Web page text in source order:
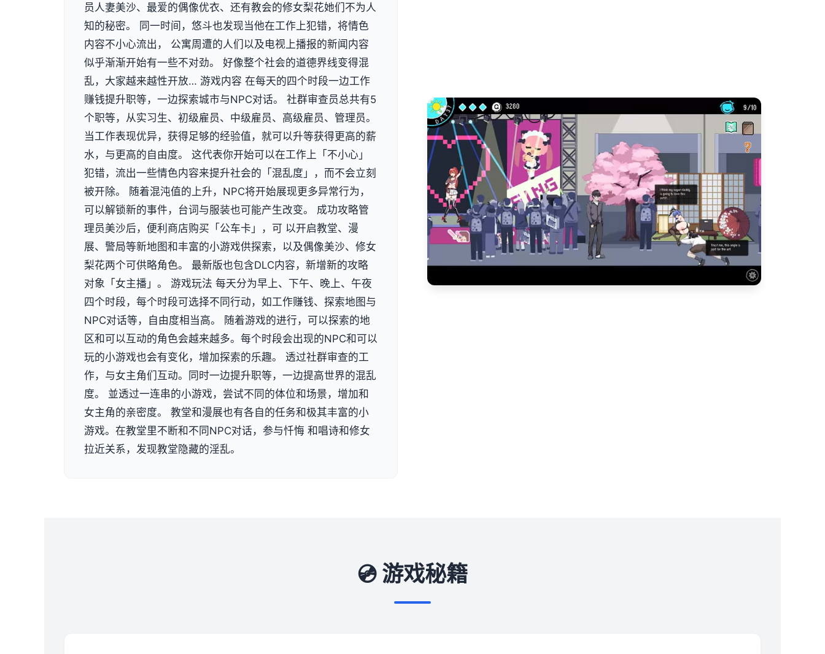
员人妻美沙、最爱的偶像优衣、还有教会的修女梨花她们不为人
知的秘密。 同一时间，悠斗也发现当他在工作上犯错，将情色
内容不小心流出， 公寓周遭的人们以及电视上播报的新闻内容
似乎渐渐开始有一些不对劲。 好像整个社会的道德界线变得混
乱，大家越来越性开放… 游戏内容 在每天的四个时段一边工作
赚钱提升职等，一边探索城市与NPC对话。 社群审查员总共有5
个职等，从实习生、初级雇员、中级雇员、高级雇员、管理员。
当工作表现优异，获得足够的经验值，就可以升等获得更高的薪
水，与更高的自由度。 这代表你开始可以在工作上「不小心」
犯错，流出一些情色内容来提升社会的「混乱度」，而不会立刻
被开除。 随着混沌值的上升，NPC将开始展现更多异常行为，
可以解锁新的事件，台词与服装也可能产生改变。 成功攻略管
理员美沙后，便利商店购买「公车卡」，可 以开启教堂、漫
展、警局等新地图和丰富的小游戏供探索，以及偶像美沙、修女
梨花两个可供略角色。 最新版也包含DLC内容，新增新的攻略
对象「女主播」。 游戏玩法 每天分为早上、下午、晚上、午夜
四个时段，每个时段可选择不同行动，如工作赚钱、探索地图与
NPC对话等，自由度相当高。 随着游戏的进行，可以探索的地
区和可以互动的角色会越来越多。每个时段会出现的NPC和可以
玩的小游戏也会有变化，增加探索的乐趣。 透过社群审查的工
作，与女主角们互动。同时一边提升职等，一边提高世界的混乱
度。 並透过一连串的小游戏，尝试不同的体位和场景，增加和
女主角的亲密度。 教堂和漫展也有各自的任务和极其丰富的小
游戏。在教堂里不断和不同NPC对话，参与忏悔 和唱诗和修女
拉近关系，发现教堂隐藏的淫乱。
💿 游戏秘籍